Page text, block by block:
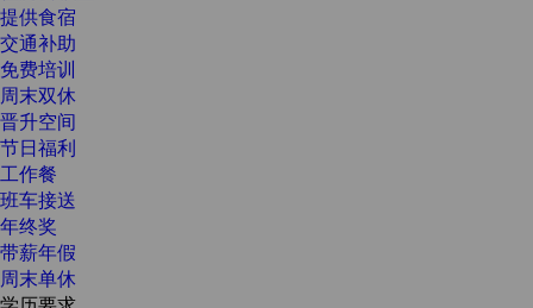
提供食宿
交通补助
免费培训
周末双休
晋升空间
节日福利
工作餐
班车接送
年终奖
带薪年假
周末单休